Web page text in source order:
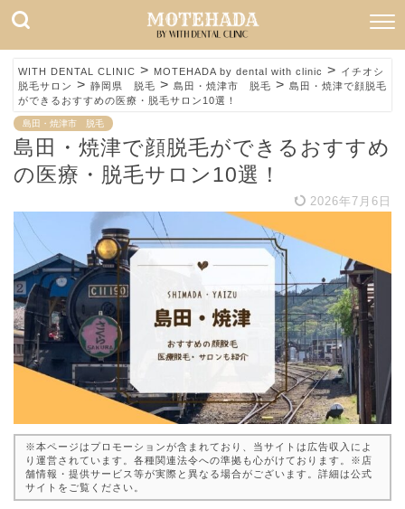
WITH DENTAL CLINIC > MOTEHADA by dental with clinic > イチオシ
脱毛サロン > 静岡県 脱毛 > 島田・焼津市 脱毛 > 島田・焼津で顔脱毛
ができるおすすめの医療・脱毛サロン10選！
島田・焼津市 脱毛
島田・焼津で顔脱毛ができるおすすめ
の医療・脱毛サロン10選！
2026年7月6日
※本ページはプロモーションが含まれており、当サイトは広告収入によ
り運営されています。各種関連法令への準拠も心がけております。※店
舗情報・提供サービス等が実際と異なる場合がございます。詳細は公式
サイトをご覧ください。